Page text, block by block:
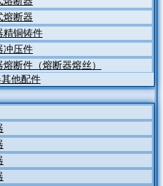
熔断器
精铜铸件
冲压件
断件（熔断器熔丝）
他配件